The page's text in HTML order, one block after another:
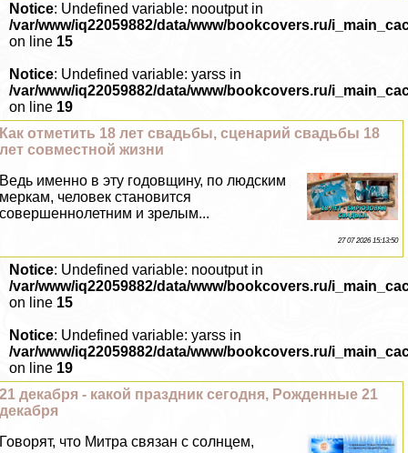
Notice: Undefined variable: nooutput in
/var/www/iq22059882/data/www/bookcovers.ru/
on line 15
Notice: Undefined variable: yarss in
/var/www/iq22059882/data/www/bookcovers.ru/
on line 19
Как отметить 18 лет свадьбы, сценарий свадьбы 18
лет совместной жизни
Ведь именно в эту годовщину, по людским
меркам, человек становится
совершеннолетним и зрелым...
27 07 2026 15:13:50
Notice: Undefined variable: nooutput in
/var/www/iq22059882/data/www/bookcovers.ru/
on line 15
Notice: Undefined variable: yarss in
/var/www/iq22059882/data/www/bookcovers.ru/
on line 19
21 декабря - какой праздник сегодня, Рожденные 21
декабря
Говорят, что Митра связан с солнцем,